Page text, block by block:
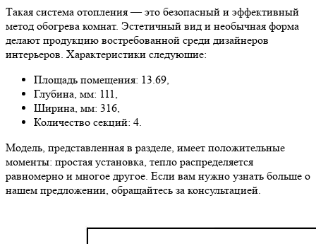
Такая система отопления — это безопасный и эффективный
метод обогрева комнат. Эстетичный вид и необычная форма
делают продукцию востребованной среди дизайнеров
интерьеров. Характеристики следуюшие:
Площадь помещения: 13.69,
Глубина, мм: 111,
Ширина, мм: 316,
Количество секций: 4.
Модель, представленная в разделе, имеет положительные
моменты: простая установка, тепло распределяется
равномерно и многое другое. Если вам нужно узнать больше о
нашем предложении, обращайтесь за консультацией.